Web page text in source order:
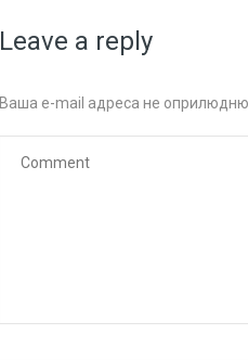
Leave a reply
Ваша e-mail адреса не